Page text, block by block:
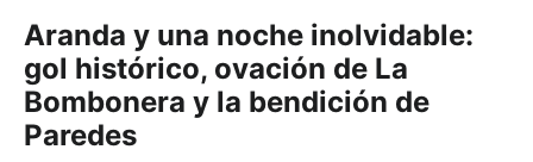
Aranda y una noche inolvidable:
gol histórico, ovación de La
Bombonera y la bendición de
Paredes